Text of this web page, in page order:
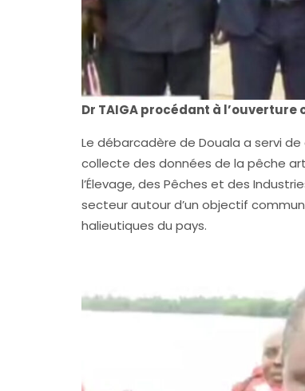
Dr TAIGA procédant à l’ouverture
Le débarcadère de Douala a servi
collecte des données de la pêche
l’Élevage, des Pêches et des
secteur autour d’un objectif
halieutiques du pays.